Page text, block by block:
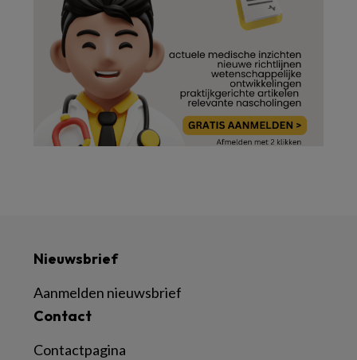
Nieuwsbrief
Aanmelden nieuwsbrief
Contact
Contactpagina